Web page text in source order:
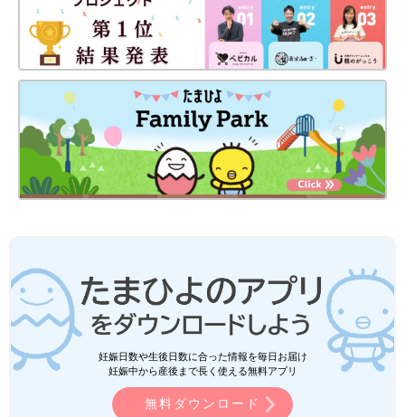
おしりボスボスについては、ネットで調べていた時に辿り着いた
方法で元々は背中ボスボスというものです。
ボスボスと聞くととても力が入っているように聞こえますが、背
中やお尻の上辺りを軽く手のひらを丸めて空気が入るようにボス
ボスという音がなるようにリズム良く押す感じです。
これはおなかにいた時のママの心音に似ているらしく、眠気を誘
ってくれるようで、長男は眠たくなる場所やリズムを探っている
内にお尻の下から押すのが一番効果的だったのでここではおしり
１日目はおしりボスボスで寝かしつけ成功。
おっぱいは？という顔でしぶしぶ寝てくれました…が１時間で覚
妊娠日数や生後日数に合った情報を毎日お届け
妊娠中から産後まで長く使える無料アプリ
無料ダウンロード